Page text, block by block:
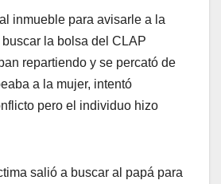
inmueble para avisarle a la
la bolsa del CLAP
repartiendo y se percató de
a la mujer, intentó
pero el individuo hizo
salió a buscar al papá para